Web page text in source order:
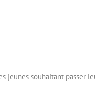
jeunes souhaitant passer